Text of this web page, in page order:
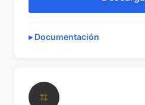
Documentación
⌗